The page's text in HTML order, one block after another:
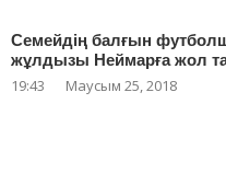
Семейдің балғын
жұлдызы Неймарға жол
19:43 Маусым 25, 2018